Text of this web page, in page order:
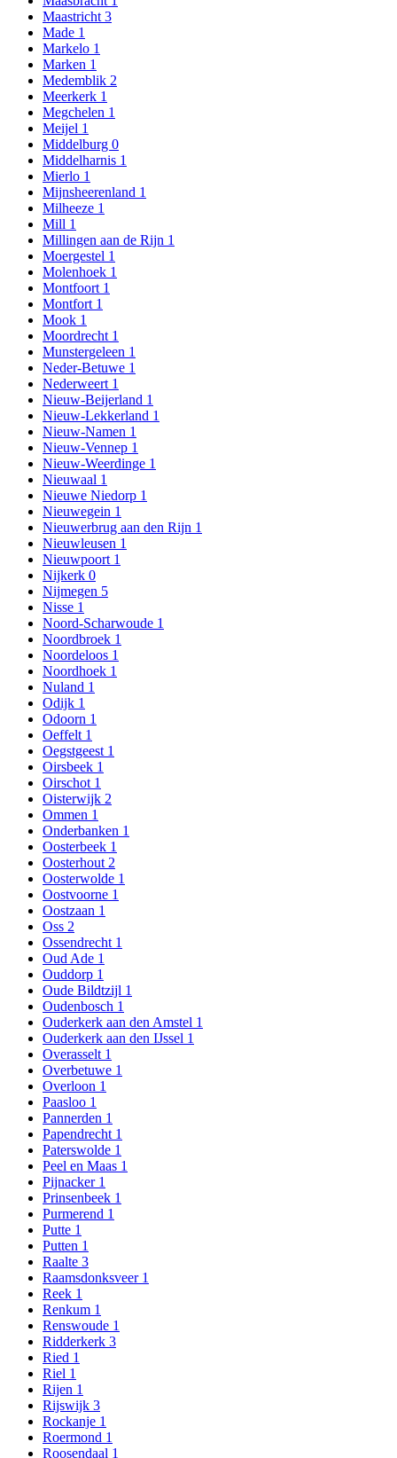
Maastricht 3
Made 1
Markelo 1
Marken 1
Medemblik 2
Meerkerk 1
Megchelen 1
Meijel 1
Middelburg 0
Middelharnis 1
Mierlo 1
Mijnsheerenland 1
Milheeze 1
Mill 1
Millingen aan de Rijn 1
Moergestel 1
Molenhoek 1
Montfoort 1
Montfort 1
Mook 1
Moordrecht 1
Munstergeleen 1
Neder-Betuwe 1
Nederweert 1
Nieuw-Beijerland 1
Nieuw-Lekkerland 1
Nieuw-Namen 1
Nieuw-Vennep 1
Nieuw-Weerdinge 1
Nieuwaal 1
Nieuwe Niedorp 1
Nieuwegein 1
Nieuwerbrug aan den Rijn 1
Nieuwleusen 1
Nieuwpoort 1
Nijkerk 0
Nijmegen 5
Nisse 1
Noord-Scharwoude 1
Noordbroek 1
Noordeloos 1
Noordhoek 1
Nuland 1
Odijk 1
Odoorn 1
Oeffelt 1
Oegstgeest 1
Oirsbeek 1
Oirschot 1
Oisterwijk 2
Ommen 1
Onderbanken 1
Oosterbeek 1
Oosterhout 2
Oosterwolde 1
Oostvoorne 1
Oostzaan 1
Oss 2
Ossendrecht 1
Oud Ade 1
Ouddorp 1
Oude Bildtzijl 1
Oudenbosch 1
Ouderkerk aan den Amstel 1
Ouderkerk aan den IJssel 1
Overasselt 1
Overbetuwe 1
Overloon 1
Paasloo 1
Pannerden 1
Papendrecht 1
Paterswolde 1
Peel en Maas 1
Pijnacker 1
Prinsenbeek 1
Purmerend 1
Putte 1
Putten 1
Raalte 3
Raamsdonksveer 1
Reek 1
Renkum 1
Renswoude 1
Ridderkerk 3
Ried 1
Riel 1
Rijen 1
Rijswijk 3
Rockanje 1
Roermond 1
Roosendaal 1